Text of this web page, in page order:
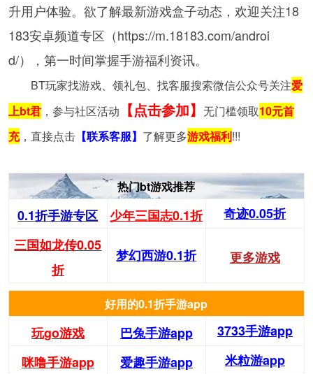
升用户体验。欲了解最新游戏盒子动态，欢迎关注18
183安卓频道专区（https://m.18183.com/androi
d/），第一时间掌握手游福利资讯。
BT玩家找游戏、领礼包、找客服搜索微信公众号关注爱
上bt君，参与社区活动 【点击参加】 无门槛领取10元首
充，直接点击【联系客服】 了解更多游戏福利!!!
热门bt游戏推荐
0.1折手游专区 少年三国志0.1折
奇迹0.05折
三国如龙传0.05
折
梦幻西游0.1折 更多游戏
好用的0.1折手游app
玩go游戏 巴兔手游app
3733手游app
咪噜手游app
爱趣手游app
米粒游app